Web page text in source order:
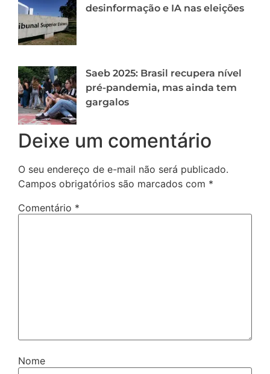
desinformação e IA nas eleições
Saeb 2025: Brasil recupera nível
pré-pandemia, mas ainda tem
gargalos
Deixe um comentário
O seu endereço de e-mail não será publicado.
Campos obrigatórios são marcados com *
Comentário *
Nome